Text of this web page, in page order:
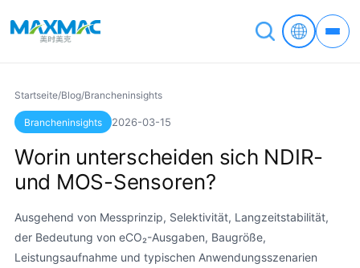
Startseite/Blog/Brancheninsights
Brancheninsights 2026-03-15
Worin unterscheiden sich NDIR-
und MOS-Sensoren?
Ausgehend von Messprinzip, Selektivität, Langzeitstabilität,
der Bedeutung von eCO₂-Ausgaben, Baugröße,
Leistungsaufnahme und typischen Anwendungsszenarien